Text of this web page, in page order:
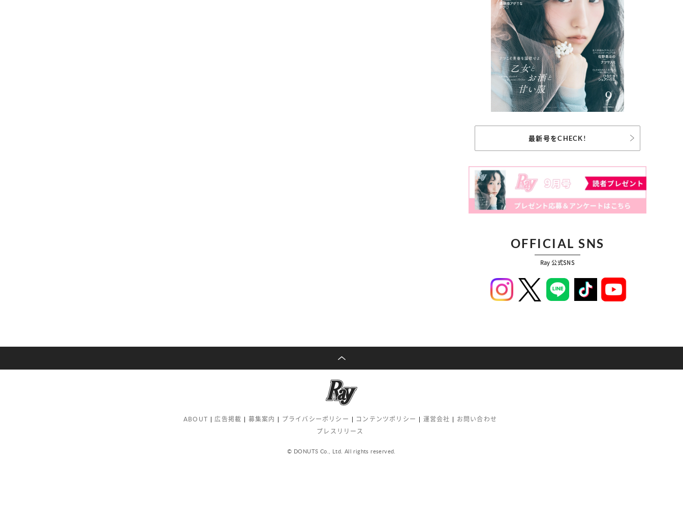
最新号をCHECK!
OFFICIAL SNS
Ray 公式SNS
ABOUT 広告掲載 募集案内 プライバシーポリシー コンテンツポリシー 運営会社
お問い合わせ
プレスリリース
© DONUTS Co., Ltd. All rights reserved.